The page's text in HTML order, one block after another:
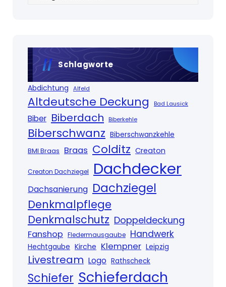
Schlagworte
Abdichtung Alfeld
Altdeutsche Deckung Bad Lausick
Biber Biberdach Biberkehle
Biberschwanz Biberschwanzkehle
BMI Braas Braas Colditz Creaton
Creaton Dachziegel Dachdecker
Dachsanierung Dachziegel
Denkmalpflege
Denkmalschutz Doppeldeckung
Fanshop Fledermausgaube Handwerk
Hechtgaube Kirche Klempner Leipzig
Livestream Logo Rathscheck
Schiefer Schieferdach